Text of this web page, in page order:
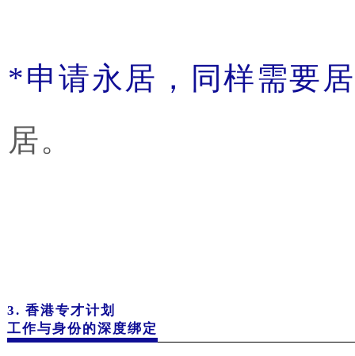
*申请永居，同样需要
居。
3. 香港专才计划
工作与身份的深度绑定